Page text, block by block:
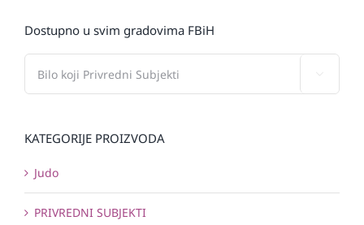
Dostupno u svim gradovima FBiH
KATEGORIJE PROIZVODA
Judo
PRIVREDNI SUBJEKTI